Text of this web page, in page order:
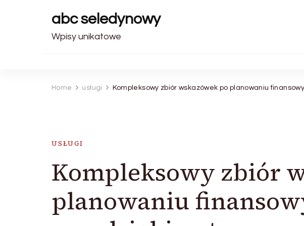
abc seledynowy
Wpisy unikatowe
Home usługi Kompleksowy zbiór wskazówek po planowaniu
USŁUGI
Kompleksowy zbiór
planowaniu